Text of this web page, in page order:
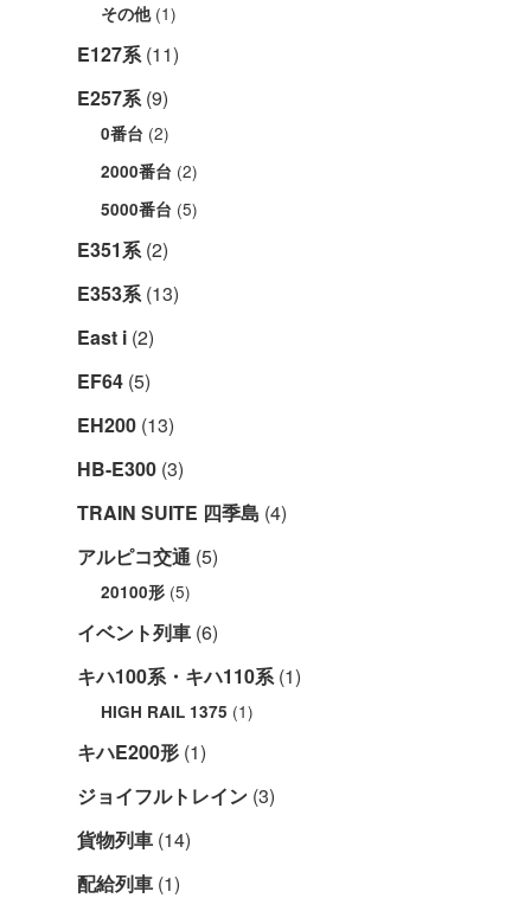
その他(1)
E127系(11)
E257系(9)
0番台 (2)
2000番台 (2)
5000番台 (5)
E351系(2)
E353系(13)
East i (2)
EF64 (5)
EH200 (13)
HB-E300 (3)
TRAIN SUITE 四季島 (4)
アルピコ交通 (5)
20100形 (5)
イベント列車 (6)
キハ100系・キハ110系(1)
HIGH RAIL 1375 (1)
キハE200形 (1)
ジョイフルトレイン (3)
貨物列車 (14)
配給列車 (1)